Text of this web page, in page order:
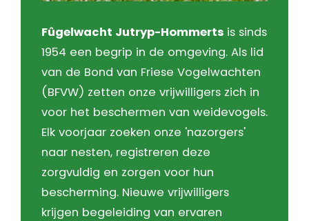
Fûgelwacht Jutryp-Hommerts is sinds
1954 een begrip in de omgeving. Als lid
van de Bond van Friese Vogelwachten
(BFVW) zetten onze vrijwilligers zich in
voor het beschermen van weidevogels.
Elk voorjaar zoeken onze 'nazorgers'
naar nesten, registreren deze
zorgvuldig en zorgen voor hun
bescherming. Nieuwe vrijwilligers
krijgen begeleiding van ervaren